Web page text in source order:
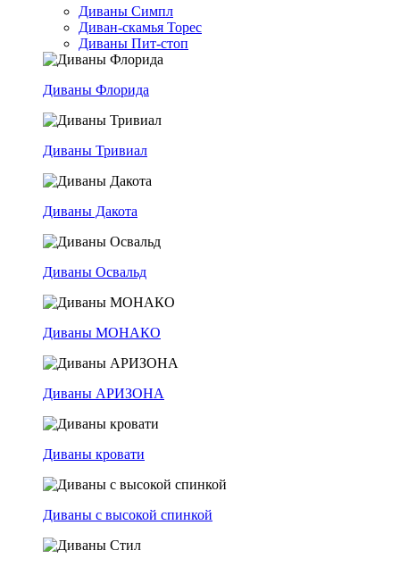
Диваны Симпл
Диван-скамья Торес
Диваны Пит-стоп
Диваны Флорида
Диваны Тривиал
Диваны Дакота
Диваны Освальд
Диваны МОНАКО
Диваны АРИЗОНА
Диваны кровати
Диваны с высокой спинкой